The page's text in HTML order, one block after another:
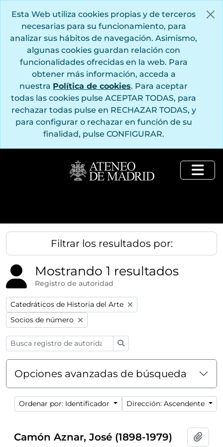
Esta Web utiliza cookies propias y de terceros
necesarias para su funcionamiento, para
analizar sus hábitos de navegación. Asimismo,
algunas cookies guardan relación con
funcionalidades ofrecidas en la web. Para
obtener más información, acceda a
nuestra Política de cookies. Para aceptar
todas las cookies pulse ACEPTAR TODAS, para
rechazar todas pulse en RECHAZAR TODAS, y
para configurar o rechazar en función de su
finalidad, pulse CONFIGURAR.
Filtrar los resultados por:
Mostrando 1 resultados
Registro de autoridad
Remove filter:
Catedráticos de Historia del Arte
Remove filter:
Socios de número
Opciones avanzadas de búsqueda
Ordenar por: Identificador Dirección: Ascendente
Camón Aznar, José (1898-1979)